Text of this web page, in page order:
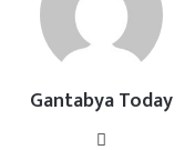
Gantabya Today